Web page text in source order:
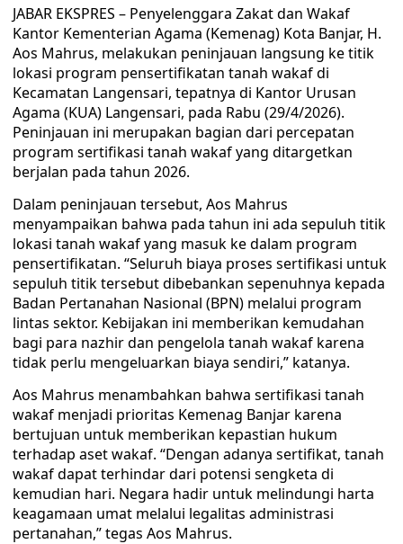
JABAR EKSPRES – Penyelenggara Zakat dan Wakaf
Kantor Kementerian Agama (Kemenag) Kota Banjar, H.
Aos Mahrus, melakukan peninjauan langsung ke titik
lokasi program pensertifikatan tanah wakaf di
Kecamatan Langensari, tepatnya di Kantor Urusan
Agama (KUA) Langensari, pada Rabu (29/4/2026).
Peninjauan ini merupakan bagian dari percepatan
program sertifikasi tanah wakaf yang ditargetkan
berjalan pada tahun 2026.
Dalam peninjauan tersebut, Aos Mahrus
menyampaikan bahwa pada tahun ini ada sepuluh titik
lokasi tanah wakaf yang masuk ke dalam program
pensertifikatan. “Seluruh biaya proses sertifikasi untuk
sepuluh titik tersebut dibebankan sepenuhnya kepada
Badan Pertanahan Nasional (BPN) melalui program
lintas sektor. Kebijakan ini memberikan kemudahan
bagi para nazhir dan pengelola tanah wakaf karena
tidak perlu mengeluarkan biaya sendiri,” katanya.
Aos Mahrus menambahkan bahwa sertifikasi tanah
wakaf menjadi prioritas Kemenag Banjar karena
bertujuan untuk memberikan kepastian hukum
terhadap aset wakaf. “Dengan adanya sertifikat, tanah
wakaf dapat terhindar dari potensi sengketa di
kemudian hari. Negara hadir untuk melindungi harta
keagamaan umat melalui legalitas administrasi
pertanahan,” tegas Aos Mahrus.